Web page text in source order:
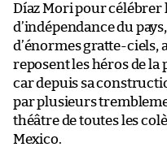
Díaz Mori pour célébrer
d’indépendance du pays,
d’énormes gratte-ciels,
reposent les héros de
car depuis sa
par plusieurs
théâtre de toutes les
Mexico.